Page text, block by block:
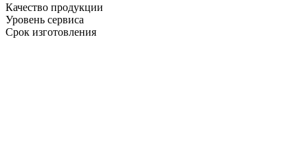
Качество продукции
Уровень сервиса
Срок изготовления